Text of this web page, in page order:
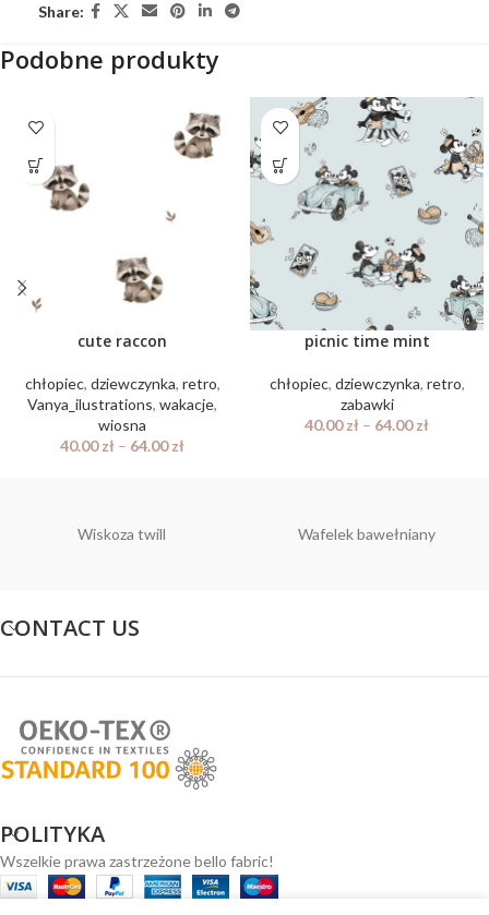
Share:
Podobne produkty
cute raccon
chłopiec, dziewczynka, retro,
Vanya_ilustrations, wakacje,
wiosna
40.00zł – 64.00zł
picnic time mint
chłopiec, dziewczynka, retro,
zabawki
40.00zł – 64.00zł
Wiskoza twill Wafelek bawełniany
CONTACT US
POLITYKA
Wszelkie prawa zastrzeżone bello fabric!